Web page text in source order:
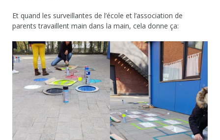
Et quand les surveillantes de l’école et l’association de
parents travaillent main dans la main, cela donne ça: